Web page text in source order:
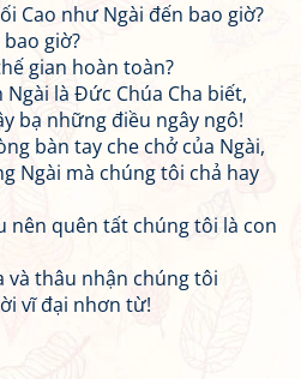
Cao như Ngài đến bao giờ?
giờ?
gian hoàn toàn?
là Đức Chúa Cha biết,
bạ những điều ngây ngô!
bàn tay che chở của Ngài,
Ngài mà chúng tôi chả hay
nên quên tất chúng tôi là con
và thâu nhận chúng tôi
vĩ đại nhơn từ!